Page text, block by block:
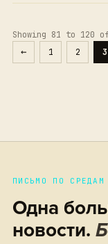
Showing 81 to 120
1
2 3
ПИСЬМО ПО СРЕДАМ
Одна
новости.